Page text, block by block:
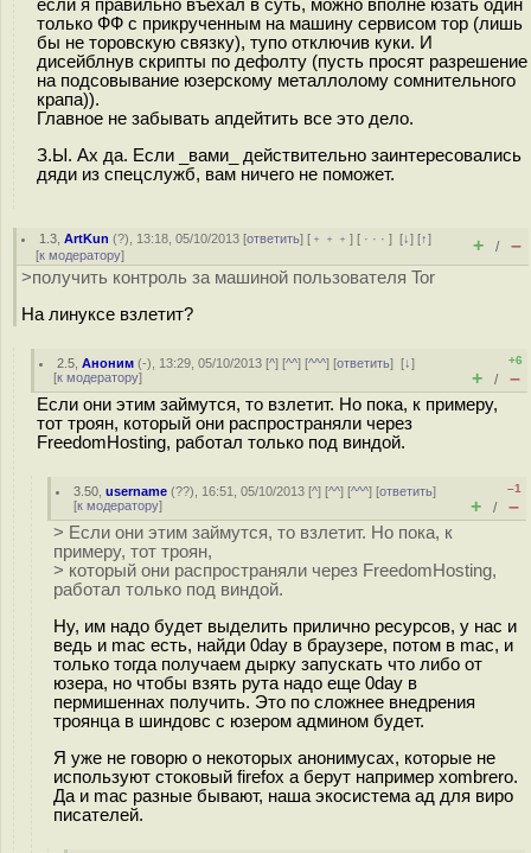
если я правильно въехал в суть, можно вполне юзать один
только ФФ с прикрученным на машину сервисом тор (лишь
бы не торовскую связку), тупо отключив куки. И
дисейблнув скрипты по дефолту (пусть просят разрешение
на подсовывание юзерскому металлолому сомнительного
крапа)).
Главное не забывать апдейтить все это дело.
З.Ы. Ах да. Если _вами_ действительно заинтересовались
дяди из спецслужб, вам ничего не поможет.
1.3 ,ArtKun (?), 13:18, 05/10/2013 [ответить] [ ﹢﹢﹢] [ · · ·][↓] [↑]
[к модератору] + / –
>получить контроль за машиной пользователя Tor
На линуксе взлетит?
2.5 ,Аноним (-), 13:29, 05/10/2013 [^] [^^] [^^^] [ответить][↓]
[к модератору]
+6
+ / –
Если они этим займутся, то взлетит. Но пока, к примеру,
тот троян, который они распространяли через
FreedomHosting, работал только под виндой.
3.50 ,username (??), 16:51, 05/10/2013 [^] [^^] [^^^] [ответить]
[к модератору]
–1
+ / –
> Если они этим займутся, то взлетит. Но пока, к
примеру, тот троян,
> который они распространяли через FreedomHosting,
работал только под виндой.
Ну, им надо будет выделить прилично ресурсов, у нас и
ведь и mac есть, найди 0day в браузере, потом в mac, и
только тогда получаем дырку запускать что либо от
юзера, но чтобы взять рута надо еще 0day в
пермишеннах получить. Это по сложнее внедрения
троянца в шиндовс с юзером админом будет.
Я уже не говорю о некоторых анонимусах, которые не
используют стоковый firefox а берут например xombrero.
Да и mac разные бывают, наша экосистема ад для виро
писателей.